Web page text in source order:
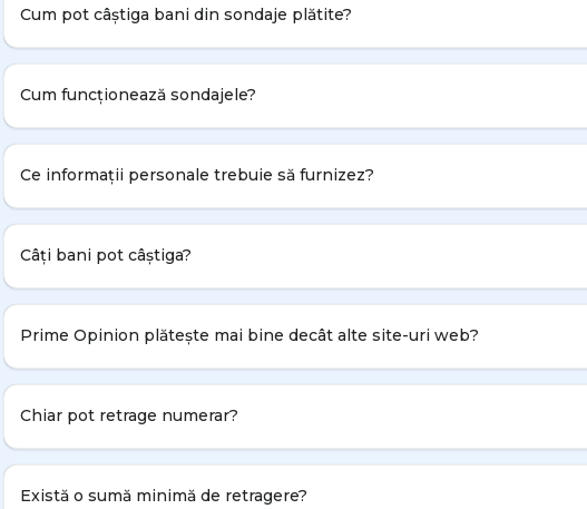
Cum pot câștiga bani din sondaje plătite?
Cum funcționează sondajele?
Ce informații personale trebuie să furnizez?
Câți bani pot câștiga?
Prime Opinion plătește mai bine decât alte site-uri web?
Chiar pot retrage numerar?
Există o sumă minimă de retragere?